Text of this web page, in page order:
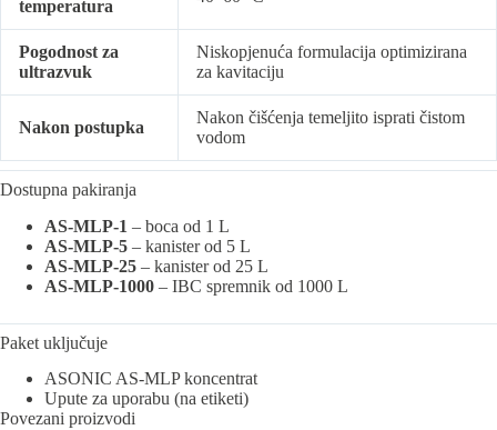
temperatura
Pogodnost za
ultrazvuk
Niskopjenuća formulacija optimizirana
za kavitaciju
Nakon postupka
Nakon čišćenja temeljito isprati čistom
vodom
Dostupna pakiranja
AS-MLP-1 – boca od 1 L
AS-MLP-5 – kanister od 5 L
AS-MLP-25 – kanister od 25 L
AS-MLP-1000 – IBC spremnik od 1000 L
Paket uključuje
ASONIC AS-MLP koncentrat
Upute za uporabu (na etiketi)
Povezani proizvodi